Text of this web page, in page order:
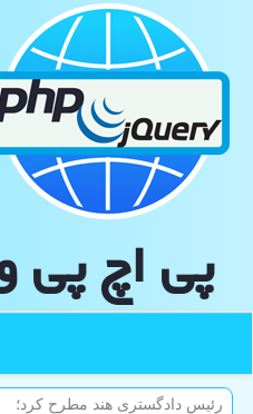
پی اچ پی
رئیس دادگستری هند مطرح كرد؛